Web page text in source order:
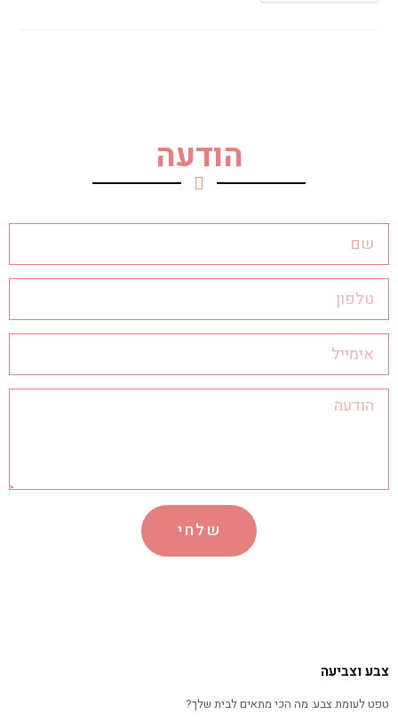
הודעה
שלחי
צבע וצביעה
טפט לעומת צבע: מה הכי מתאים לבית שלך?